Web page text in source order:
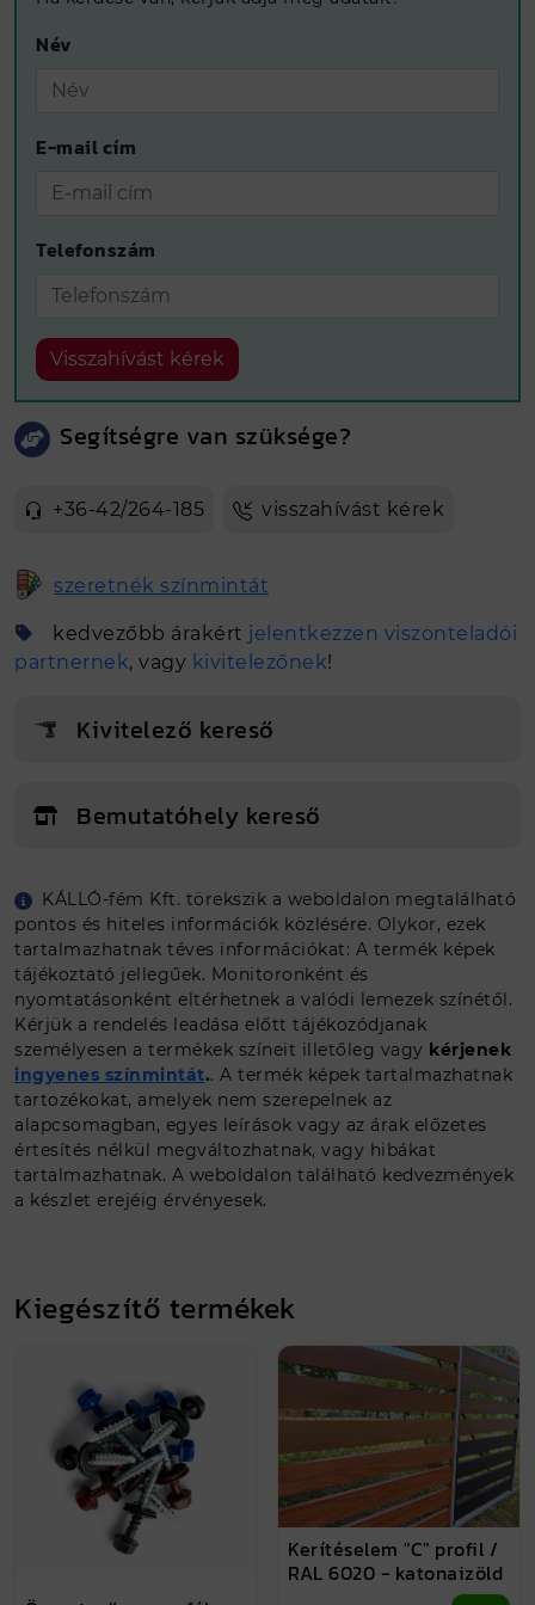
Név
E-mail cím
Telefonszám
Visszahívást kérek
Segítségre van szüksége?
+36-42/264-185 visszahívást kérek
szeretnék színmintát
kedvezőbb árakért jelentkezzen viszonteladói
partnernek, vagy kivitelezőnek!
Kivitelező kereső
Bemutatóhely kereső
Egyedi méretet szeretnék
Tovább a tervezőbe
KÁLLÓ-fém Kft. törekszik a weboldalon megtalálható
pontos és hiteles információk közlésére. Olykor, ezek
tartalmazhatnak téves információkat: A termék képek
tájékoztató jellegűek. Monitoronként és
nyomtatásonként eltérhetnek a valódi lemezek színétől.
Kérjük a rendelés leadása előtt tájékozódjanak
személyesen a termékek színeit illetőleg vagy kérjenek
ingyenes színmintát.. A termék képek tartalmazhatnak
tartozékokat, amelyek nem szerepelnek az
alapcsomagban, egyes leírások vagy az árak előzetes
értesítés nélkül megváltozhatnak, vagy hibákat
tartalmazhatnak. A weboldalon található kedvezmények
a készlet erejéig érvényesek.
Kiegészítő termékek
Kerítéselem "C" profil /
RAL 6020 - katonaizöld